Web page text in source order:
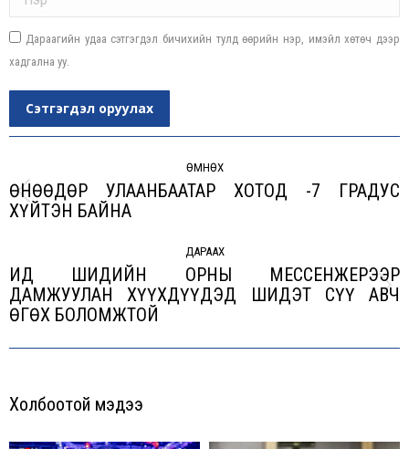
Дараагийн удаа сэтгэгдэл бичихийн тулд өөрийн нэр, имэйл хөтөч дээр
хадгална уу.
Сэтгэгдэл оруулах
ӨМНӨХ
Previous
ӨНӨӨДӨР УЛААНБААТАР ХОТОД -7 ГРАДУС
ХҮЙТЭН БАЙНА
ДАРААХ
Next
ИД ШИДИЙН ОРНЫ МЕССЕНЖЕРЭЭР
ДАМЖУУЛАН ХҮҮХДҮҮДЭД ШИДЭТ СҮҮ АВЧ
ӨГӨХ БОЛОМЖТОЙ
Холбоотой мэдээ